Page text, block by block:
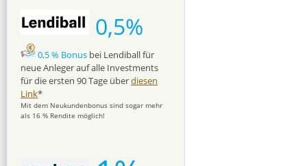
0,5%
0,5 % Bonus bei Lendiball für
neue Anleger auf alle Investments
für die ersten 90 Tage überdiesen
Link*
Mit dem Neukundenbonus sind sogar mehr
als 16 % Rendite möglich!